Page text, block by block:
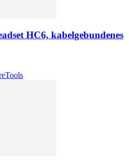
HC6, kabelgebundenes
Tools